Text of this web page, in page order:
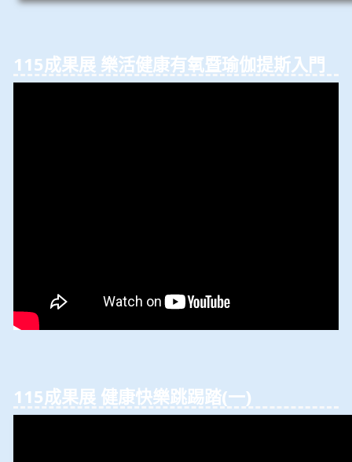
115成果展 樂活健康有氧暨瑜伽提斯入⾨
115成果展 健康快樂跳踢踏(⼀)